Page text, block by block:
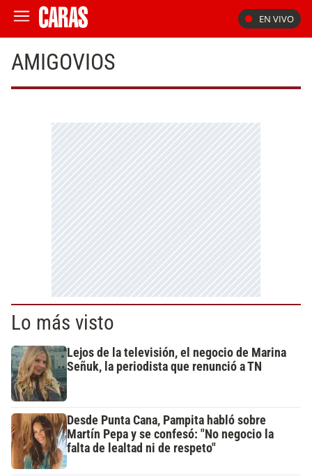
EN VIVO
AMIGOVIOS
Lo más visto
Lejos de la televisión, el negocio de Marina
Señuk, la periodista que renunció a TN
Desde Punta Cana, Pampita habló sobre
Martín Pepa y se confesó: "No negocio la
falta de lealtad ni de respeto"